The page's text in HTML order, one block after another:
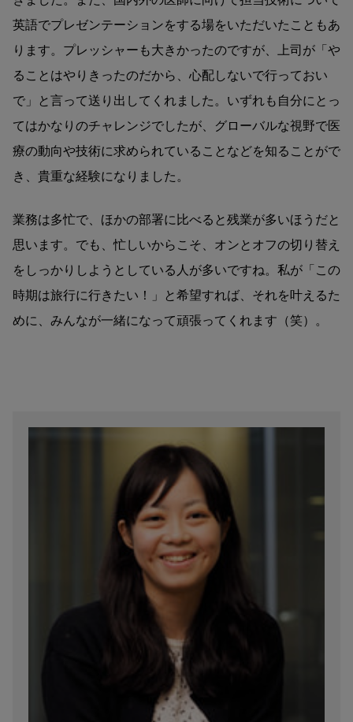
英語でプレゼンテーションをする場をいただいたこともあ
ります。プレッシャーも大きかったのですが、上司が「や
ることはやりきったのだから、心配しないで行っておい
で」と言って送り出してくれました。いずれも自分にとっ
てはかなりのチャレンジでしたが、グローバルな視野で医
療の動向や技術に求められていることなどを知ることがで
き、貴重な経験になりました。
業務は多忙で、ほかの部署に比べると残業が多いほうだと
思います。でも、忙しいからこそ、オンとオフの切り替え
をしっかりしようとしている人が多いですね。私が「この
時期は旅行に行きたい！」と希望すれば、それを叶えるた
めに、みんなが一緒になって頑張ってくれます（笑）。